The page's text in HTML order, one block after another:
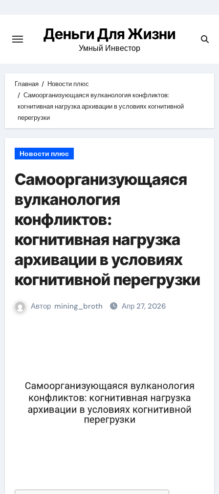
содержимомуДеньги Для Жизни
Умный Инвестор
Главная
Новости плюс
Самоорганизующаяся вулканология конфликтов:
когнитивная нагрузка архивации в условиях когнитивной
перегрузки
Новости плюс
Самоорганизующаяся
вулканология
конфликтов:
когнитивная нагрузка
архивации в условиях
когнитивной перегрузки
Автор mining_broth Апр 27, 2026